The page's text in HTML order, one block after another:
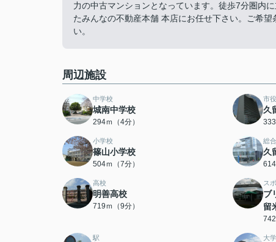
力の中古マンションとなっています。徒歩7分圏内
たみんなの不動産本舗 本店にお任せ下さい。ご希
い。
周辺施設
中学校
城南中学校
294ｍ（4分）
市
久
333
小学校
篠山小学校
504ｍ（7分）
総
久
614
高校
明善高校
719ｍ（9分）
ス
ブ
留
742
駅 大学